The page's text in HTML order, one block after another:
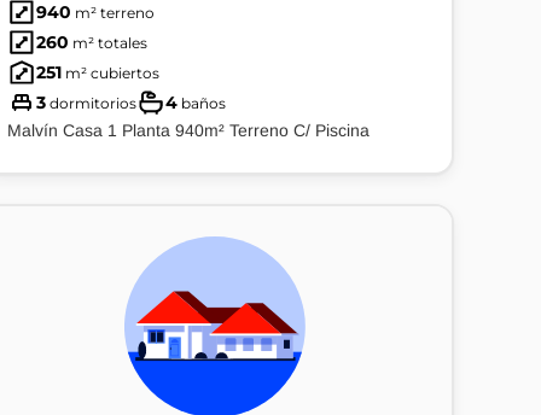
940 m² terreno
260 m² totales
251 m² cubiertos
3 dormitorios 4 baños
Malvín Casa 1 Planta 940m² Terreno C/ Piscina